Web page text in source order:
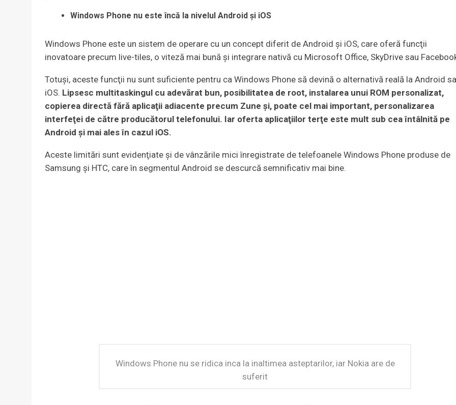
Windows Phone nu este încă la nivelul Android şi iOS
Windows Phone este un sistem de operare cu un concept diferit de Android şi iOS, care oferă funcţii
inovatoare precum live-tiles, o viteză mai bună şi integrare nativă cu Microsoft Office, SkyDrive sau
Totuşi, aceste funcţii nu sunt suficiente pentru ca Windows Phone să devină o alternativă reală la Android
iOS. Lipsesc multitaskingul cu adevărat bun, posibilitatea de root, instalarea unui ROM personalizat,
copierea directă fără aplicaţii adiacente precum Zune şi, poate cel mai important, personalizarea
interfeţei de către producătorul telefonului. Iar oferta aplicaţiilor terţe este mult sub cea întâlnită pe
Android şi mai ales în cazul iOS.
Aceste limitări sunt evidenţiate şi de vânzările mici înregistrate de telefoanele Windows Phone produse de
Samsung şi HTC, care în segmentul Android se descurcă semnificativ mai bine.
Windows Phone nu se ridica inca la inaltimea asteptarilor, iar Nokia are de
suferit